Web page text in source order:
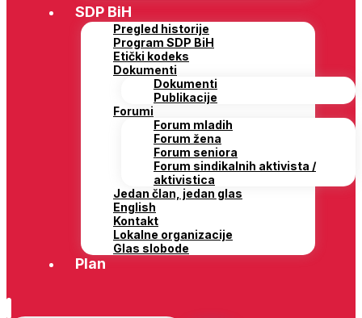
SDP BiH
Pregled historije
Program SDP BiH
Etički kodeks
Dokumenti
Dokumenti
Publikacije
Forumi
Forum mladih
Forum žena
Forum seniora
Forum sindikalnih aktivista /
aktivistica
Jedan član, jedan glas
English
Kontakt
Lokalne organizacije
Glas slobode
Plan